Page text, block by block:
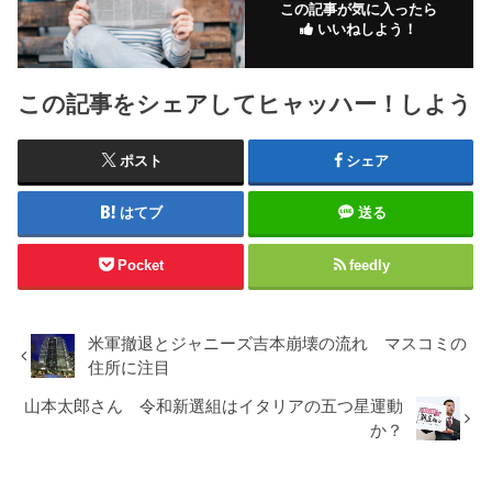
この記事が気に入ったら
いいねしよう！
この記事をシェアしてヒャッハー！しよう
ポスト シェア
はてブ 送る
Pocket feedly
米軍撤退とジャニーズ吉本崩壊の流れ マスコミの
住所に注目
山本太郎さん 令和新選組はイタリアの五つ星運動
か？